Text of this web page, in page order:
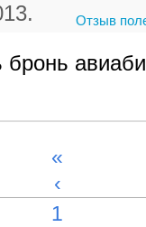
Отзыв
«
‹
1